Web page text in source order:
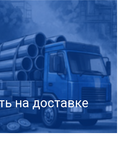
на доставке